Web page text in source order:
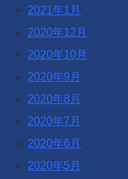
2021年1月
2020年12月
2020年10月
2020年9月
2020年8月
2020年7月
2020年6月
2020年5月